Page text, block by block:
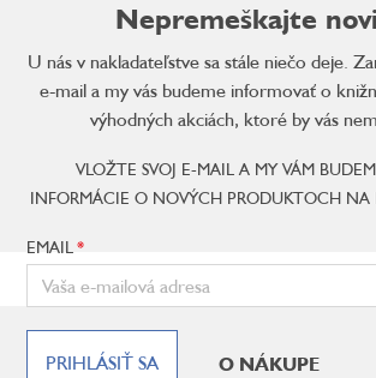
Nepremeškajte
U nás v nakladateľstve sa stále niečo deje.
e-mail a my vás budeme informovať o
výhodných akciách, ktoré by vás
VLOŽTE SVOJ E-MAIL A MY VÁM
INFORMÁCIE O NOVÝCH PRODUKTOCH NA
EMAIL
PRIHLÁSIŤ SA O NÁKUPE